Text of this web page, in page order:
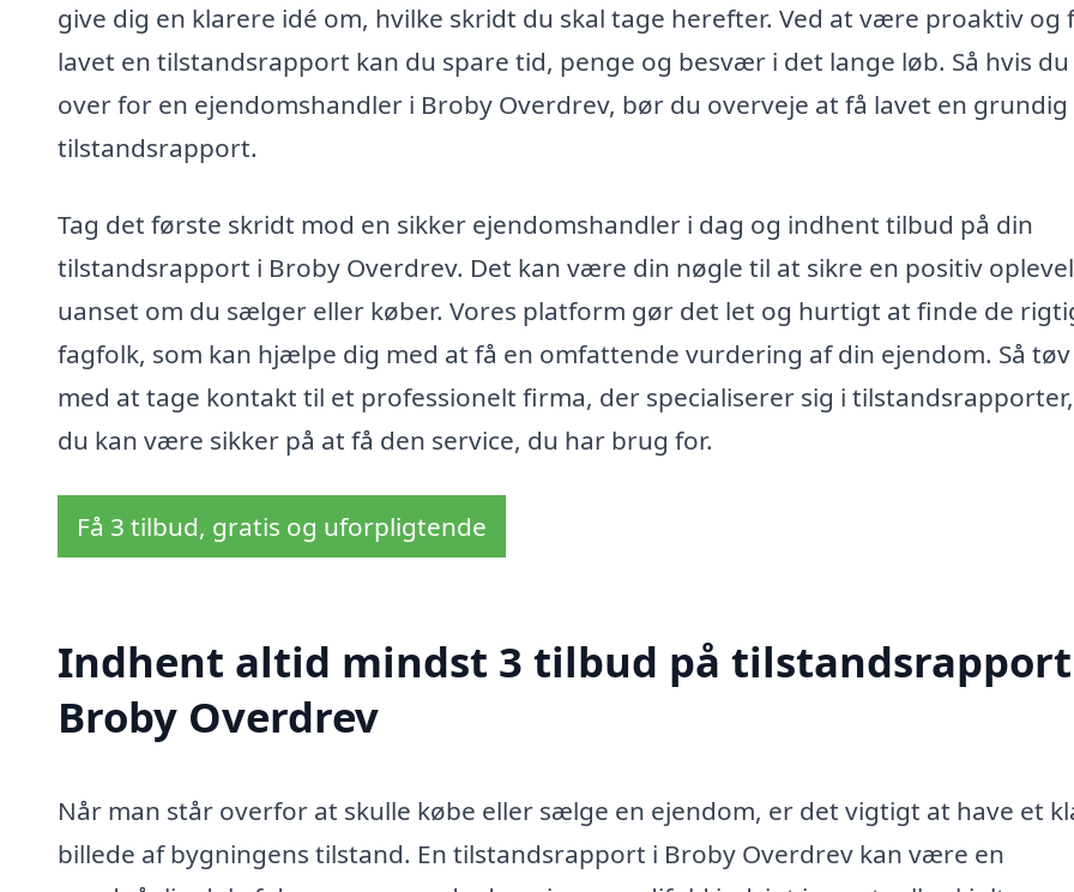
give dig en klarere idé om, hvilke skridt du skal tage herefter. Ved at være proaktiv og
lavet en tilstandsrapport kan du spare tid, penge og besvær i det lange løb. Så hvis
over for en ejendomshandler i Broby Overdrev, bør du overveje at få lavet en grundig
tilstandsrapport.
Tag det første skridt mod en sikker ejendomshandler i dag og indhent tilbud på din
tilstandsrapport i Broby Overdrev. Det kan være din nøgle til at sikre en positiv
uanset om du sælger eller køber. Vores platform gør det let og hurtigt at finde de
fagfolk, som kan hjælpe dig med at få en omfattende vurdering af din ejendom. Så tøv
med at tage kontakt til et professionelt firma, der specialiserer sig i
du kan være sikker på at få den service, du har brug for.
Få 3 tilbud, gratis og uforpligtende
Indhent altid mindst 3 tilbud på
Broby Overdrev
Når man står overfor at skulle købe eller sælge en ejendom, er det vigtigt at have et
billede af bygningens tilstand. En tilstandsrapport i Broby Overdrev kan være en